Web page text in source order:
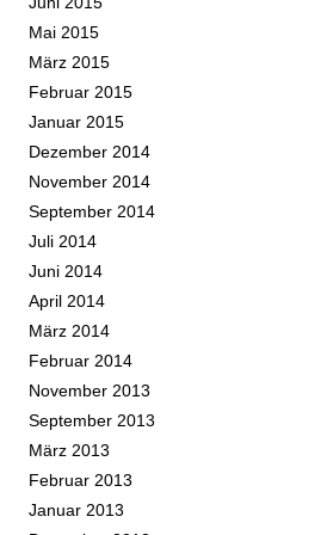
Mai 2015
März 2015
Februar 2015
Januar 2015
Dezember 2014
November 2014
September 2014
Juli 2014
Juni 2014
April 2014
März 2014
Februar 2014
November 2013
September 2013
März 2013
Februar 2013
Januar 2013